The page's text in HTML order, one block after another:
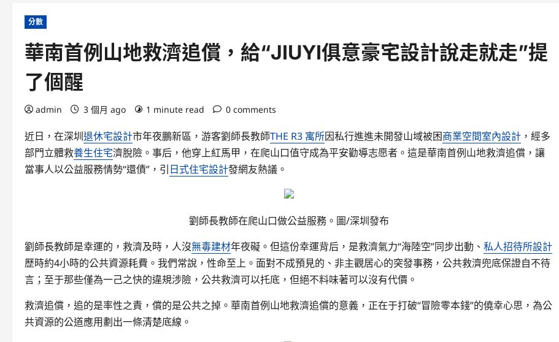
分數
華南首例山地救濟追償，給“JIUYI俱意豪宅設計說走就走”提
了個醒
admin 3 個月 ago 1 minute read 0 comments
近日，在深圳退休宅設計市年夜鵬新區，游客劉師長教師THE R3 寓所因私行進進未開發山域被困商業空間室內設計 ，經多
部門立體救養生住宅濟脫險。事后，他穿上紅馬甲，在爬山口值守成為平安勸導志愿者。這是華南首例山地救濟追償，讓
當事人以公益服務情勢“還債”，引日式住宅設計發網友熱議。
劉師長教師在爬山口做公益服務。圖/深圳發布
劉師長教師是幸運的，救濟及時，人沒無毒建材年夜礙。但這份幸運背后，是救濟氣力“海陸空”同步出動、 私人招待所設計
歷時約4小時的公共資源耗費。我們常說，性命至上。面對不成預見的、非主觀居心的突發事務，公共救濟兜底保證自不待
言；至于那些僅為一己之快的違規涉險，公共救濟可以托底，但絕不料味著可以沒有代價。
救濟追償，追的是率性之責，償的是公共之掉。華南首例山地救濟追償的意義，正在于打破“冒險零本錢”的僥幸心思，為公
共資源的公道應用劃出一條清楚底線。